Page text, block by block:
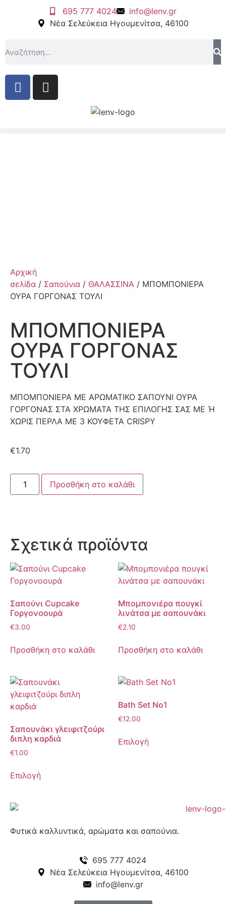
695 777 4024
info@lenv.gr
Νέα Σελεύκεια Ηγουμενίτσα, 46100
Αρχική
σελίδα / Σαπούνια / ΘΑΛΑΣΣΙΝΑ / ΜΠΟΜΠΟΝΙΕΡΑ
ΟΥΡΑ ΓΟΡΓΟΝΑΣ ΤΟΥΛΙ
ΜΠΟΜΠΟΝΙΕΡΑ
ΟΥΡΑ ΓΟΡΓΟΝΑΣ
ΤΟΥΛΙ
ΜΠΟΜΠΟΝΙΕΡΑ ΜΕ ΑΡΩΜΑΤΙΚΟ ΣΑΠΟΥΝΙ ΟΥΡΑ
ΓΟΡΓΟΝΑΣ ΣΤΑ ΧΡΩΜΑΤΑ ΤΗΣ ΕΠΙΛΟΓΗΣ ΣΑΣ ΜΕ Ή
ΧΩΡΙΣ ΠΕΡΛΑ ΜΕ 3 ΚΟΥΦΕΤΑ CRISPY
€1.70
Προσθήκη στο καλάθι
Σχετικά προϊόντα
Σαπούνι Cupcake
Γοργονοουρά
€3.00
Προσθήκη στο καλάθι
Μπομπονιέρα πουγκί
λινάτσα με σαπουνάκι
€2.10
Προσθήκη στο καλάθι
Σαπουνάκι γλειφιτζούρι
διπλη καρδιά
€1.00
Επιλογή
Bath Set No1
€12.00
Επιλογή
Φυτικά καλλυντικά, αρώματα και σαπούνια.
695 777 4024
Νέα Σελεύκεια Ηγουμενίτσα, 46100
info@lenv.gr